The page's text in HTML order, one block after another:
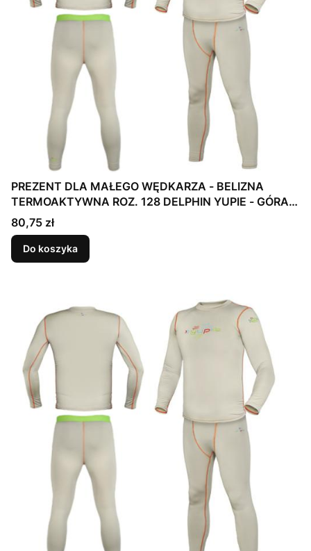
PREZENT DLA MAŁEGO WĘDKARZA - BELIZNA
TERMOAKTYWNA ROZ. 128 DELPHIN YUPIE - GÓRA +
DÓŁ
Cena
80,75 zł
Do koszyka